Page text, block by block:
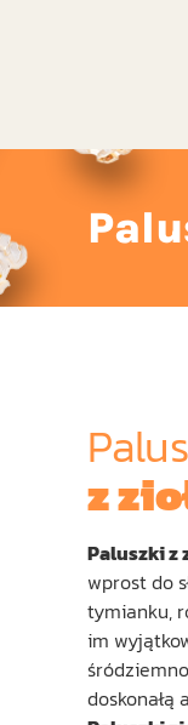
z
Paluszki z
wprost do
tymianku,
im
doskonałą